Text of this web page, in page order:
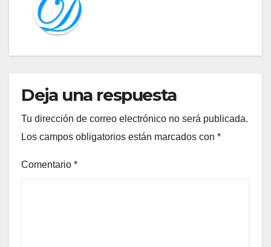
Deja una respuesta
Tu dirección de correo electrónico no será publicada.
Los campos obligatorios están marcados con *
Comentario *